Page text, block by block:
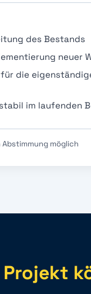
des Bestands
neuer
die
im laufenden
möglich
Projekt